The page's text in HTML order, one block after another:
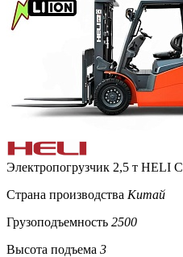
Электропогрузчик 2,5 т HELI
Страна производства Китай
Грузоподъемность 2500
Высота подъема 3